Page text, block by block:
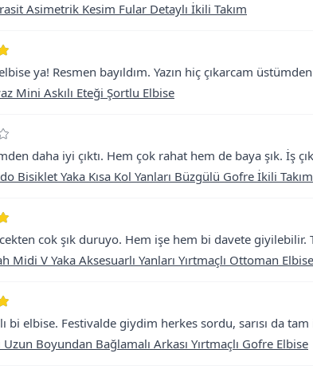
Asimetrik Kesim Fular Detaylı İkili Takım
ya! Resmen bayıldım. Yazın hiç çıkarcam
Mini Askılı Eteği Şortlu Elbise
daha iyi çıktı. Hem çok rahat hem de baya şık. İş
Bisiklet Yaka Kısa Kol Yanları Büzgülü Gofre İkili Takım
cok şık duruyo. Hem işe hem bi davete
Midi V Yaka Aksesuarlı Yanları Yırtmaçlı Ottoman Elbise
bi elbise. Festivalde giydim herkes sordu, sarısı da tam
Uzun Boyundan Bağlamalı Arkası Yırtmaçlı Gofre Elbise